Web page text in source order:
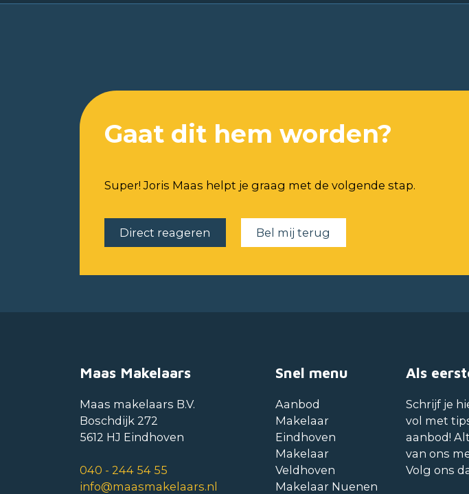
Gaat dit hem worden?
Super! Joris Maas helpt je graag met de volgende stap.
Direct reageren Bel mij terug
Maas Makelaars
Maas makelaars B.V.
Boschdijk 272
5612 HJ Eindhoven
040 - 244 54 55
info@maasmakelaars.nl
Snel menu
Aanbod
Makelaar
Eindhoven
Makelaar
Veldhoven
Makelaar Nuenen
Als
Schrijf je
vol met
aanbod!
van ons
Volg ons